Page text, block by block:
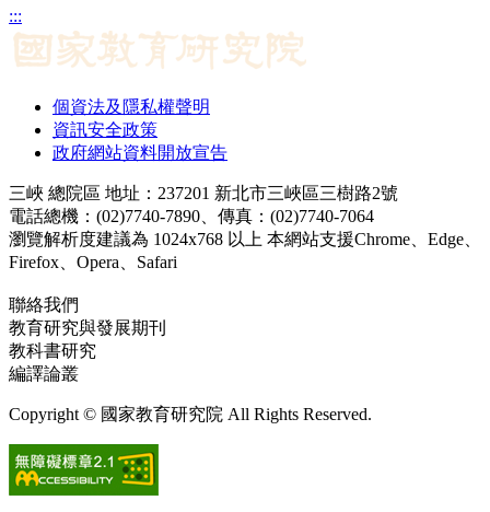
:::
個資法及隱私權聲明
資訊安全政策
政府網站資料開放宣告
三峽 總院區 地址：237201 新北市三峽區三樹路2號
電話總機：(02)7740-7890、傳真：(02)7740-7064
瀏覽解析度建議為 1024x768 以上 本網站支援Chrome、Edge、
Firefox、Opera、Safari
聯絡我們
教育研究與發展期刊
教科書研究
編譯論叢
Copyright © 國家教育研究院 All Rights Reserved.